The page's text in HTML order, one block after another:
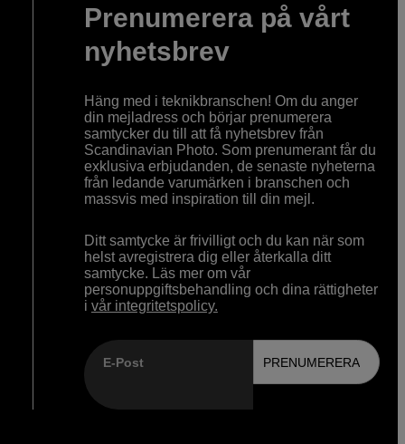
Prenumerera på vårt
nyhetsbrev
Häng med i teknikbranschen! Om du anger
din mejladress och börjar prenumerera
samtycker du till att få nyhetsbrev från
Scandinavian Photo. Som prenumerant får du
exklusiva erbjudanden, de senaste nyheterna
från ledande varumärken i branschen och
massvis med inspiration till din mejl.
Ditt samtycke är frivilligt och du kan när som
helst avregistrera dig eller återkalla ditt
samtycke. Läs mer om vår
personuppgiftsbehandling och dina rättigheter
i vår integritetspolicy.
E-Post PRENUMERERA